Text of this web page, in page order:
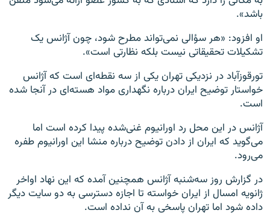
باشد».
او افزود: «هر سؤالی نمی‌تواند مطرح شود، چون آژانس یک
تشکیلات تحقیقاتی نیست بلکه نظارتی است».
تورقوزآباد در نزدیکی تهران یکی از سه نقطه‌ای است که آژانس
خواستار توضیح ایران درباره نگهداری مواد هسته‌ای در آنجا شده
است.
آژانس در این محل رد اورانیوم غنی‌شده پیدا کرده است اما
می‌گوید که ایران از دادن توضیح درباره منشا این اورانیوم طفره
می‌رود.
در گزارش روز سه‌شنبه آژانس همچنین آمده که این نهاد اواخر
ژانویه امسال از ایران خواسته تا اجازه دسترسی به دو سایت دیگر
داده شود اما تهران پاسخی به آن نداده است.